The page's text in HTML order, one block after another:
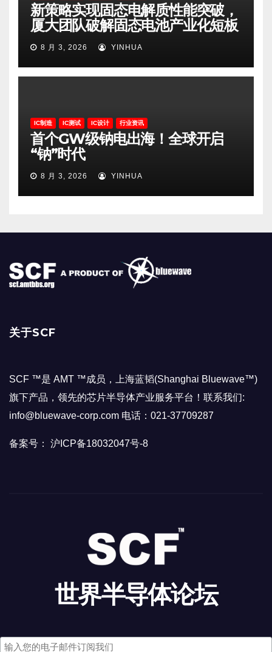
新策略实现固态电解质性能突破，
厦大团队破解固态电池产业化短板
8 月 3, 2026 YINHUA
IC制造 IC测试 IC设计 行业资讯
首个GW级钠电出海！全球开启
“钠”时代
8 月 3, 2026 YINHUA
关于SCF
SCF ™是 AMT ™成员，上海蓝韬(Shanghai Bluewave™)
旗下产品，领先的芯片半导体产业服务平台！联系我们:
info@bluewave-corp.com 电话：021-37709287
备案号： 沪ICP备18032047号-8
世界半导体论坛